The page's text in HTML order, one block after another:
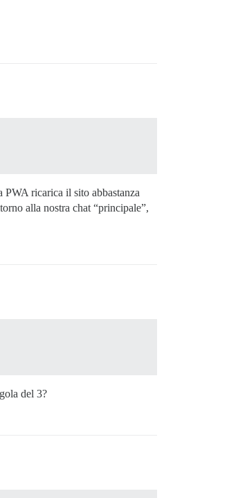
ricarica il sito abbastanza
alla nostra chat “principale”,
del 3?